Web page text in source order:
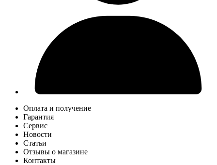
Оплата и получение
Гарантия
Сервис
Новости
Статьи
Отзывы о магазине
Контакты